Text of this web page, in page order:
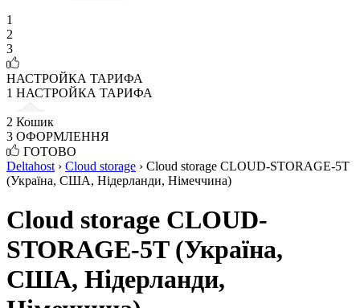
1
2
3
НАСТРОЙКА ТАРИФА
1 НАСТРОЙКА ТАРИФА
2 Кошик
3 ОФОРМЛЕННЯ
ГОТОВО
Deltahost › Cloud storage › Cloud storage CLOUD-STORAGE-5T
(Україна, США, Нідерланди, Німеччина)
Cloud storage CLOUD-
STORAGE-5T (Україна,
США, Нідерланди,